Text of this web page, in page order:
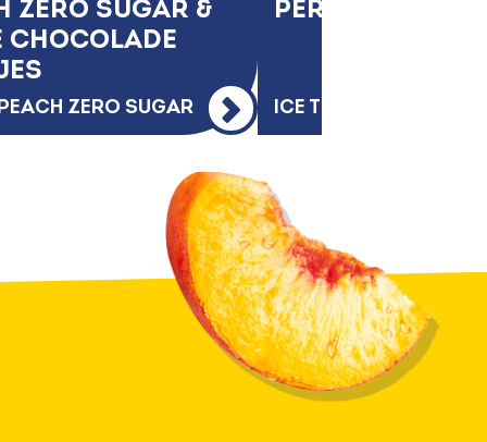
ZERO SUGAR
ZERO SUGAR &
CHOCOLADE
ICE TEA PEACH ZERO
PERZIK PUNCH